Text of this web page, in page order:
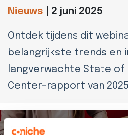
Nieuws 2 juni 2025
Ontdek tijdens dit
belangrijkste trends en
langverwachte State
Center-rapport van
Kleine